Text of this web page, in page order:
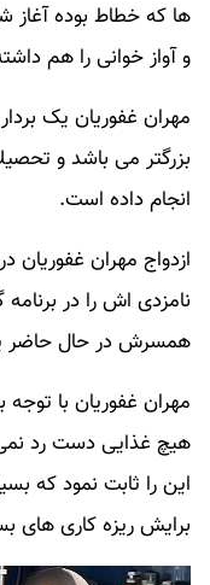
ها که خطاط بوده آغاز
و آواز خوانی را هم
بزرگتر می باشد و
انجام داده است.
نامزدی اش را در
همسرش در حال حاضر
مهران غفوریان با
هیچ غذایی دست رد نمی
این را ثابت نمود که
برایش ریزه کاری های